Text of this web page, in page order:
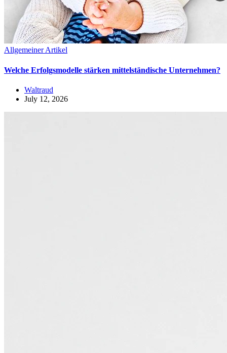
Allgemeiner Artikel
Welche Erfolgsmodelle stärken mittelständische Unternehmen?
Waltraud
July 12, 2026